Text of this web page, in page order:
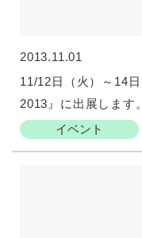
2013.11.01
イベント
11/12日（火）～14
2013』に出展します。